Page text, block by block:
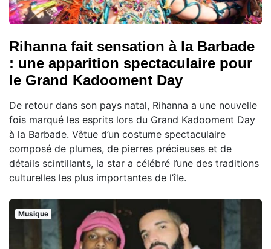
Rihanna fait sensation à la Barbade
: une apparition spectaculaire pour
le Grand Kadooment Day
De retour dans son pays natal, Rihanna a une nouvelle
fois marqué les esprits lors du Grand Kadooment Day
à la Barbade. Vêtue d’un costume spectaculaire
composé de plumes, de pierres précieuses et de
détails scintillants, la star a célébré l’une des traditions
culturelles les plus importantes de l’île.
Musique